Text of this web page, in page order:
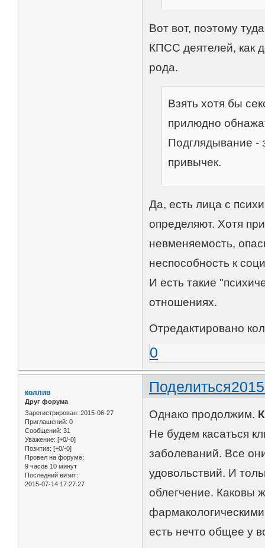
Вот вот, поэтому
КПСС деятелей, как
рода.
Взять хотя бы
прилюдно
Подглядывание -
привычек.
Да, есть лица с
определяют. Хотя
невменяемость,
неспособность к
И есть такие
отношениях.
Отредактировано
0
Поделиться
коллив
Друг форума
Зарегистрирован: 2015-06-27
Приглашений: 0
Сообщений: 31
Уважение: [+0/-0]
Позитив: [+0/-0]
Провел на форуме:
9 часов 10 минут
Последний визит:
2015-07-14 17:27:27
Однако продолжим.
Не будем касаться
заболеваний. Все
удовольствий. И
облегчение. Каковы
есть нечто общее у